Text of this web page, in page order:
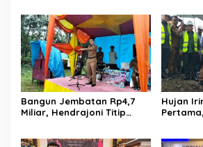
Lingkungan
Bangun Jembatan Rp4,7
Miliar, Hendrajoni Titip
Hujan